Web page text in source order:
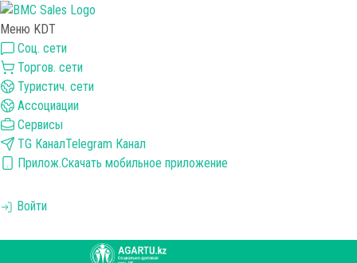
Меню KDT
Соц. сети
Торгов. сети
Туристич. сети
Ассоциации
Сервисы
TG КаналTelegram Канал
Прилож.Скачать мобильное приложение
Войти